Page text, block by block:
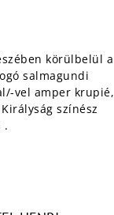
körülbelül a
salmagundi
vel amper krupié,
színész
.